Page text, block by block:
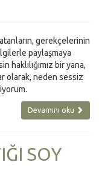
gerekçelerinin
paylaşmaya
haklılığımız bir yana,
olarak, neden sessiz
Devamını oku
SOY